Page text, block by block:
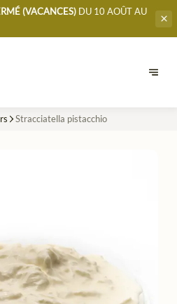
(VACANCES)DU 10 AOÛT AU
Stracciatella pistacchio